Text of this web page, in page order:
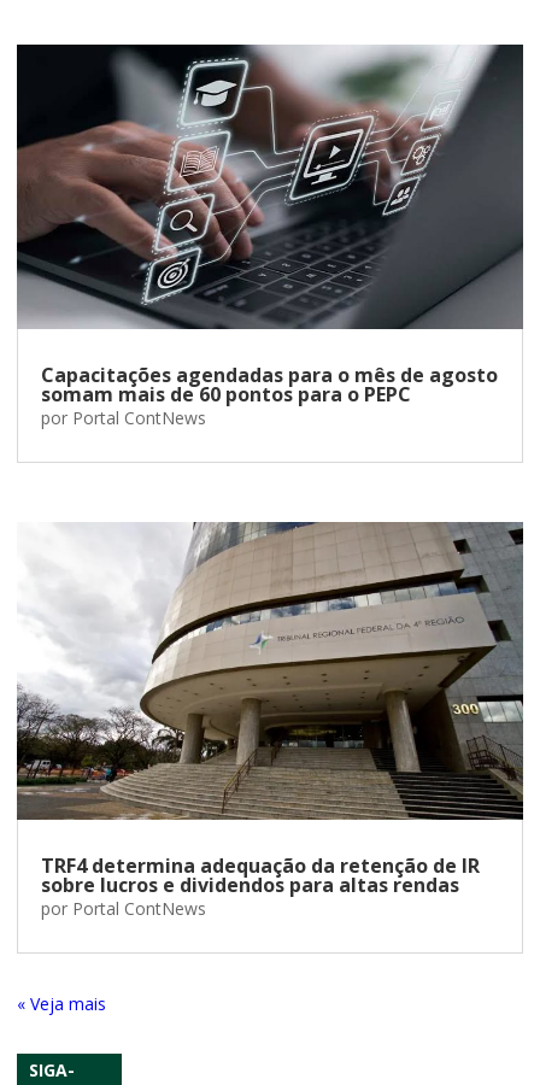
Capacitações agendadas para o mês de agosto
somam mais de 60 pontos para o PEPC
por Portal ContNews
TRF4 determina adequação da retenção de IR
sobre lucros e dividendos para altas rendas
por Portal ContNews
« Entradas Antigas
SIGA-